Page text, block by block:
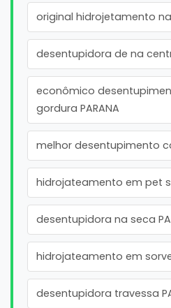
original hidrojetamento na
desentupidora de na
econômico
gordura PARANA
melhor desentupimento
hidrojateamento em pet
desentupidora na seca
hidrojateamento em
desentupidora travessa